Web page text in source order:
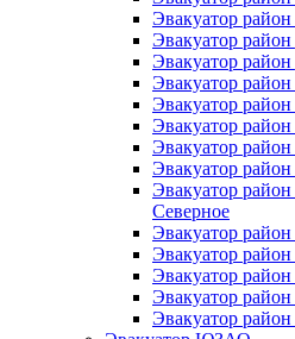
Эвакуатор район
Эвакуатор
Эвакуатор
Эвакуатор
Эвакуатор
Эвакуатор
Эвакуатор
Эвакуатор
Эвакуатор
Северное
Эвакуатор
Эвакуатор
Эвакуатор
Эвакуатор
Эвакуатор